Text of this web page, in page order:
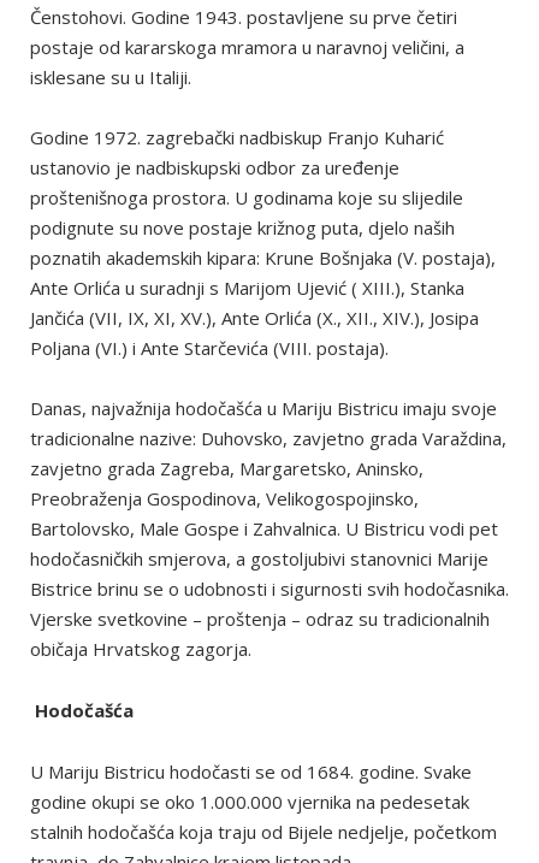
Čenstohovi. Godine 1943. postavljene su prve četiri
postaje od kararskoga mramora u naravnoj veličini, a
isklesane su u Italiji.
Godine 1972. zagrebački nadbiskup Franjo Kuharić
ustanovio je nadbiskupski odbor za uređenje
proštenišnoga prostora. U godinama koje su slijedile
podignute su nove postaje križnog puta, djelo naših
poznatih akademskih kipara: Krune Bošnjaka (V. postaja),
Ante Orlića u suradnji s Marijom Ujević ( XIII.), Stanka
Jančića (VII, IX, XI, XV.), Ante Orlića (X., XII., XIV.), Josipa
Poljana (VI.) i Ante Starčevića (VIII. postaja).
Danas, najvažnija hodočašća u Mariju Bistricu imaju svoje
tradicionalne nazive: Duhovsko, zavjetno grada Varaždina,
zavjetno grada Zagreba, Margaretsko, Aninsko,
Preobraženja Gospodinova, Velikogospojinsko,
Bartolovsko, Male Gospe i Zahvalnica. U Bistricu vodi pet
hodočasničkih smjerova, a gostoljubivi stanovnici Marije
Bistrice brinu se o udobnosti i sigurnosti svih hodočasnika.
Vjerske svetkovine – proštenja – odraz su tradicionalnih
običaja Hrvatskog zagorja.
Hodočašća
U Mariju Bistricu hodočasti se od 1684. godine. Svake
godine okupi se oko 1.000.000 vjernika na pedesetak
stalnih hodočašća koja traju od Bijele nedjelje, početkom